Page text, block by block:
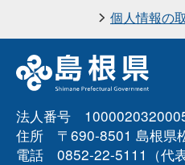
個人情報の
法人番号
住所 〒690-8501 島根県
電話 0852-22-5111（代表